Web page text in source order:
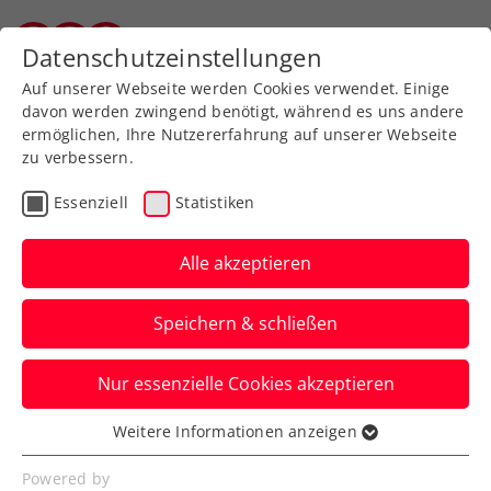
Zurück zur Newsübersicht
Turniere
ATP/WTA Madrid:
Rodionov, Ofner und
Grabher erreichen zweite
Qualifikationsrunde
Einzig Filip Misolic ist nach höchst
strapaziösen letzten 34,5 Stunden zum
Auftakt ausgeschieden.
Datenschutzeinstellungen
Auf unserer Webseite werden Cookies verwendet. Einige
davon werden zwingend benötigt, während es uns andere
ermöglichen, Ihre Nutzererfahrung auf unserer Webseite
zu verbessern.
Essenziell Statistiken
Alle akzeptieren
Speichern & schließen
Nur essenzielle Cookies akzeptieren
Essenziell
Essenzielle Cookies werden für grundlegende
Weitere Informationen anzeigen
Powered by